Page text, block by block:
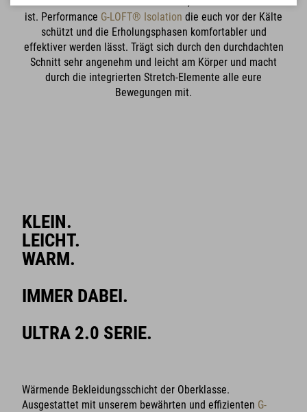
ist. Performance G-LOFT® Isolation die euch vor der Kälte
schützt und die Erholungsphasen komfortabler und
effektiver werden lässt. Trägt sich durch den durchdachten
Schnitt sehr angenehm und leicht am Körper und macht
durch die integrierten Stretch-Elemente alle eure
Bewegungen mit.
KLEIN.
LEICHT.
WARM.
IMMER DABEI.
ULTRA 2.0 SERIE.
Wärmende Bekleidungsschicht der Oberklasse.
Ausgestattet mit unserem bewährten und effizienten G-
Sehr kompakt, warm,
verstaubar und immer parat.